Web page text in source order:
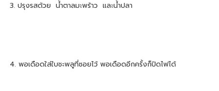
3. ปรุงรสด้วย น้ำตาลมะพร้าว และน้ำปลา
4. พอเดือดใส่ใบชะพลูที่ซอยไว้ พอเดือดอีกครั้งก็ปิดไฟได้